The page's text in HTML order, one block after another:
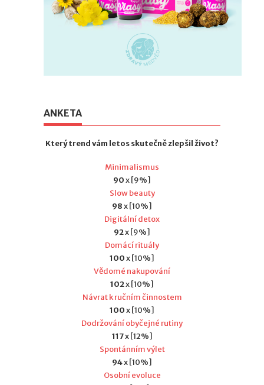
ANKETA
Který trend vám letos skutečně zlepšil život?
Minimalismus
90x [9%]
Slow beauty
98x [10%]
Digitální detox
92x [9%]
Domácí rituály
100x [10%]
Vědomé nakupování
102x [10%]
Návrat k ručním činnostem
100x [10%]
Dodržování obyčejné rutiny
117x [12%]
Spontánním výlet
94x [10%]
Osobní evoluce